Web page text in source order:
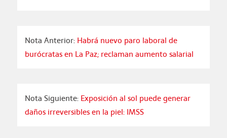
Nota Anterior:Habrá nuevo paro laboral de
burócratas en La Paz; reclaman aumento salarial
Nota Siguiente: Exposición al sol puede generar
daños irreversibles en la piel: IMSS